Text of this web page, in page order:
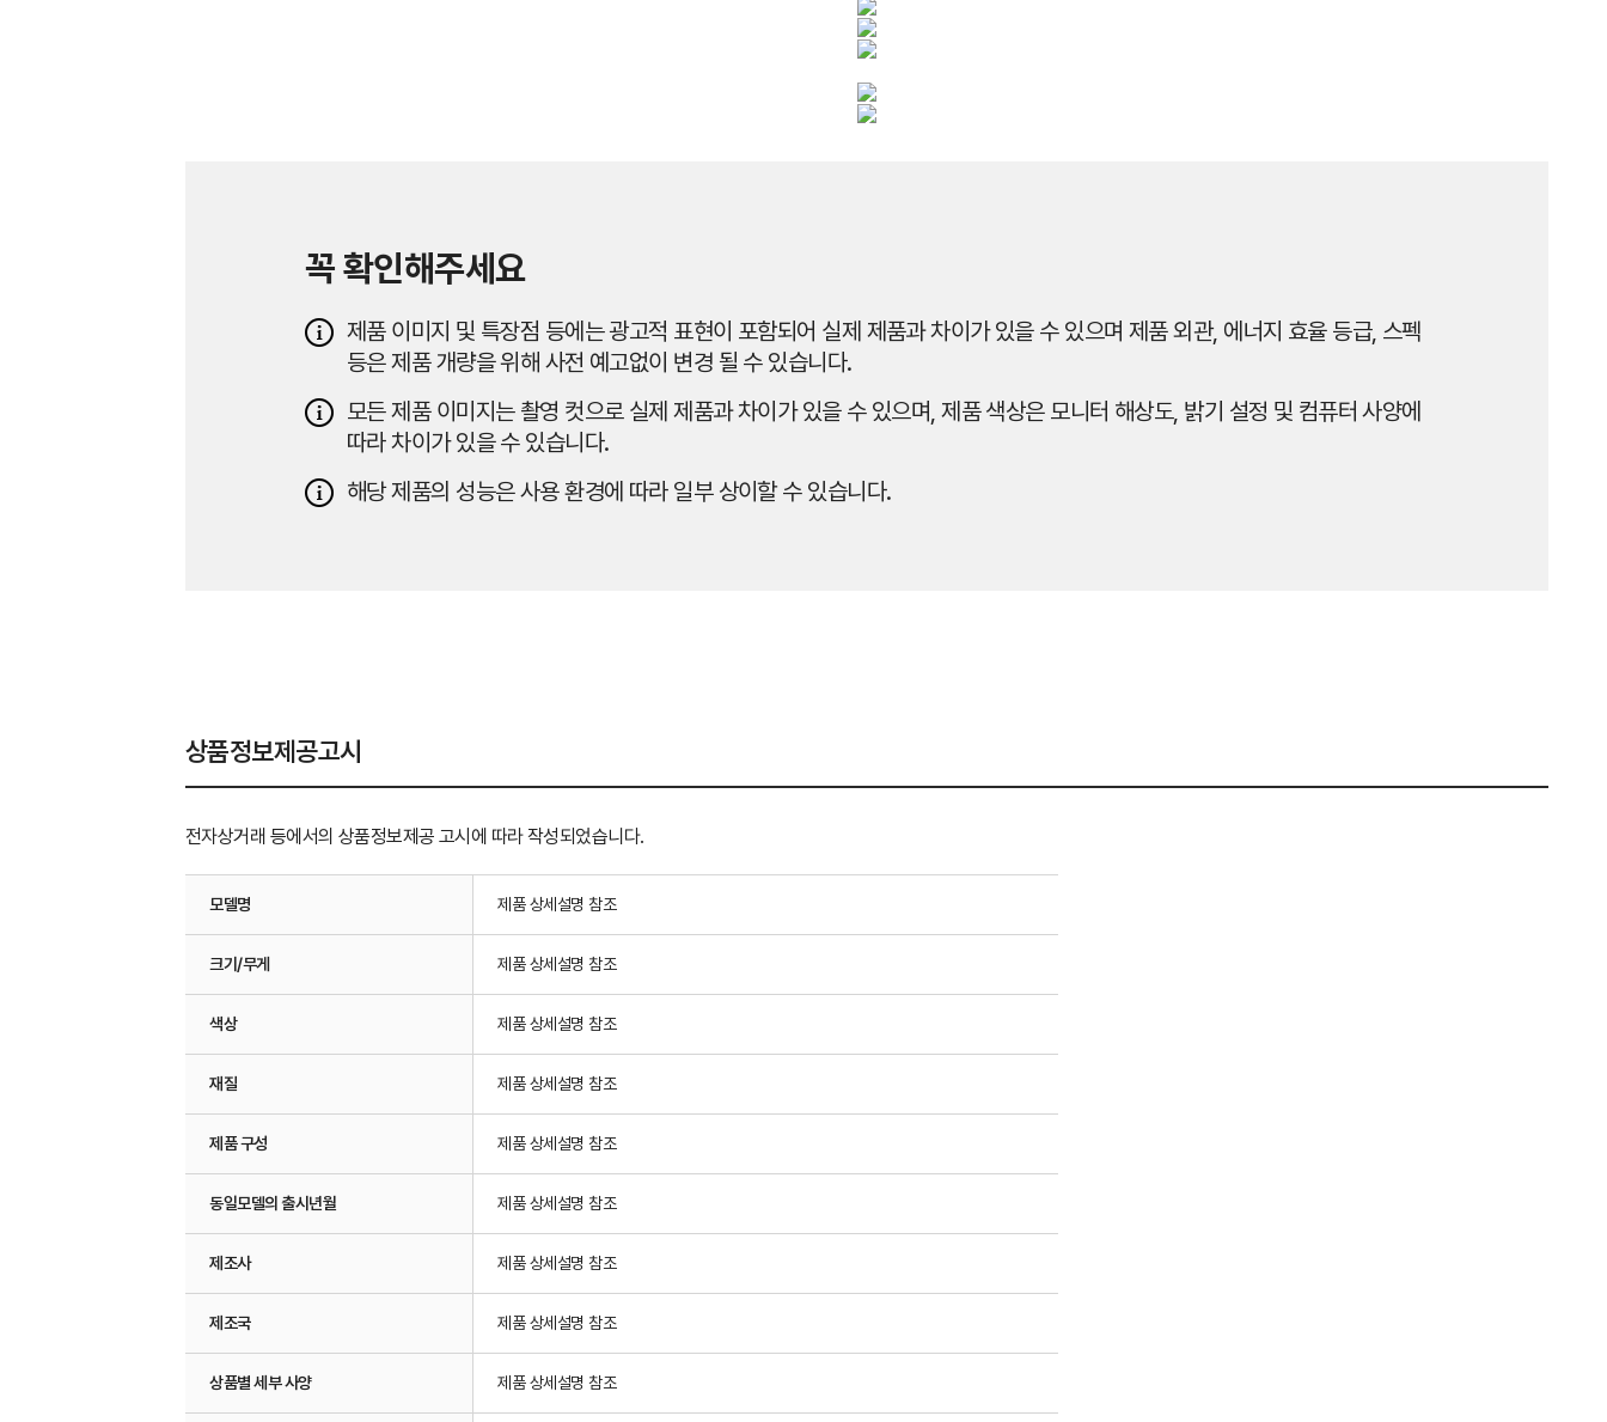
꼭 확인해주세요
제품 이미지 및 특장점 등에는 광고적 표현이 포함되어 실제 제품과 차이가 있을 수 있으며 제품 외관, 에너지 효율 등급, 스펙
등은 제품 개량을 위해 사전 예고없이 변경 될 수 있습니다.
모든 제품 이미지는 촬영 컷으로 실제 제품과 차이가 있을 수 있으며, 제품 색상은 모니터 해상도, 밝기 설정 및 컴퓨터 사양에
따라 차이가 있을 수 있습니다.
해당 제품의 성능은 사용 환경에 따라 일부 상이할 수 있습니다.
상품정보제공고시
전자상거래 등에서의 상품정보제공 고시에 따라 작성되었습니다.
모델명 제품 상세설명 참조
크기/무게 제품 상세설명 참조
색상 제품 상세설명 참조
재질 제품 상세설명 참조
제품 구성 제품 상세설명 참조
동일모델의 출시년월 제품 상세설명 참조
제조사 제품 상세설명 참조
제조국 제품 상세설명 참조
상품별 세부 사양 제품 상세설명 참조